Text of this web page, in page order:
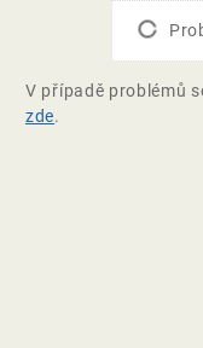
V případě problémů
zde.